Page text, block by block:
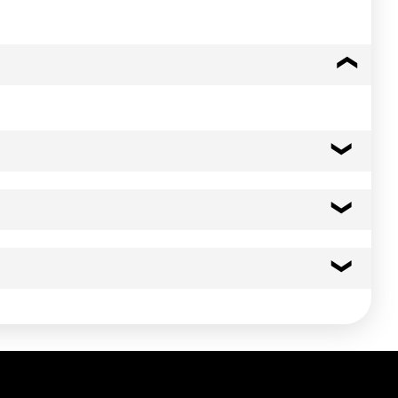
(E150c), oignon, sucre, extrait de levure, jus de
le poids et le rendement garantis par l'étiquetage.